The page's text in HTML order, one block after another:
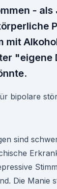
-
mit
"eigene
sind
Die Manie